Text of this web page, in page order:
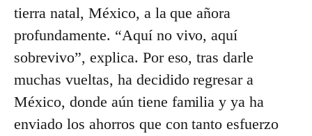
tierra natal, México, a la que añora
profundamente. “Aquí no vivo, aquí
sobrevivo”, explica. Por eso, tras darle
muchas vueltas, ha decidido regresar a
México, donde aún tiene familia y ya ha
enviado los ahorros que con tanto esfuerzo